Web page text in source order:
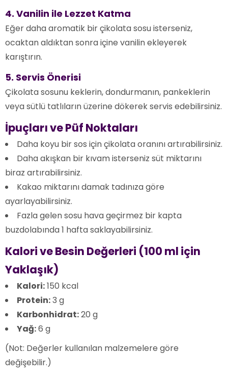
4. Vanilin ile Lezzet Katma
Eğer daha aromatik bir çikolata sosu isterseniz,
ocaktan aldıktan sonra içine vanilin ekleyerek
karıştırın.
5. Servis Önerisi
Çikolata sosunu keklerin, dondurmanın, pankeklerin
veya sütlü tatlıların üzerine dökerek servis edebilirsiniz.
İpuçları ve Püf Noktaları
Daha koyu bir sos için çikolata oranını artırabilirsiniz.
Daha akışkan bir kıvam isterseniz süt miktarını
biraz artırabilirsiniz.
Kakao miktarını damak tadınıza göre
ayarlayabilirsiniz.
Fazla gelen sosu hava geçirmez bir kapta
buzdolabında 1 hafta saklayabilirsiniz.
Kalori ve Besin Değerleri (100 ml için
Yaklaşık)
Kalori:150 kcal
Protein:3 g
Karbonhidrat:20 g
Yağ:6 g
(Not: Değerler kullanılan malzemelere göre
değişebilir.)